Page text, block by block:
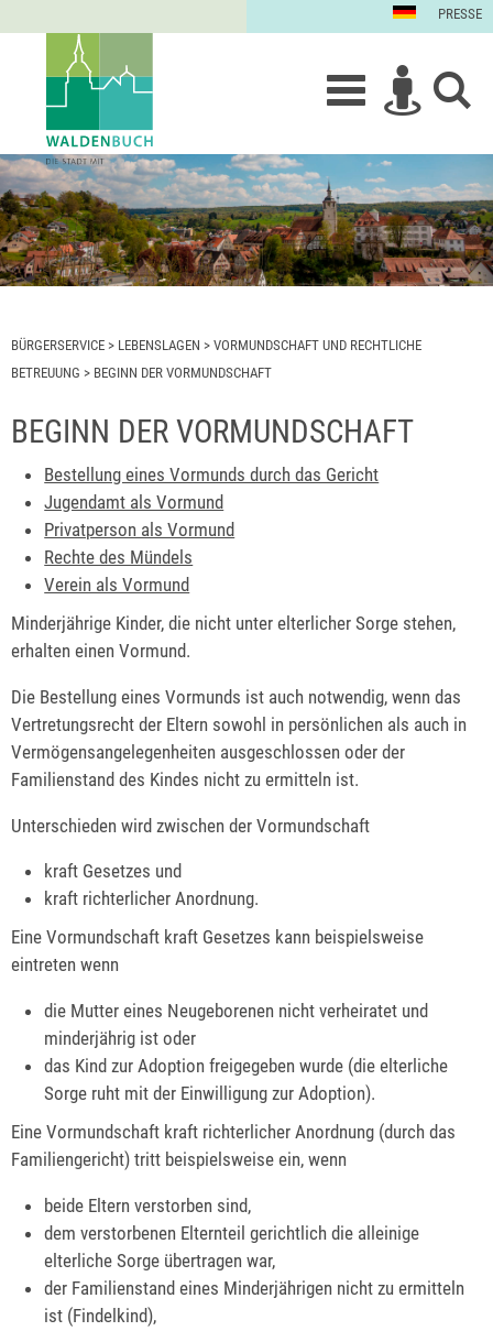
PRESSE
BÜRGERSERVICE > LEBENSLAGEN > VORMUNDSCHAFT UND RECHTLICHE
BETREUUNG > BEGINN DER VORMUNDSCHAFT
BEGINN DER VORMUNDSCHAFT
Bestellung eines Vormunds durch das Gericht
Jugendamt als Vormund
Privatperson als Vormund
Rechte des Mündels
Verein als Vormund
Minderjährige Kinder, die nicht unter elterlicher Sorge stehen,
erhalten einen Vormund.
Die Bestellung eines Vormunds ist auch notwendig, wenn das
Vertretungsrecht der Eltern sowohl in persönlichen als auch in
Vermögensangelegenheiten ausgeschlossen oder der
Familienstand des Kindes nicht zu ermitteln ist.
Unterschieden wird zwischen der Vormundschaft
kraft Gesetzes und
kraft richterlicher Anordnung.
Eine Vormundschaft kraft Gesetzes kann beispielsweise
eintreten wenn
die Mutter eines Neugeborenen nicht verheiratet und
minderjährig ist oder
das Kind zur Adoption freigegeben wurde (die elterliche
Sorge ruht mit der Einwilligung zur Adoption).
Eine Vormundschaft kraft richterlicher Anordnung (durch das
Familiengericht) tritt beispielsweise ein, wenn
beide Eltern verstorben sind,
dem verstorbenen Elternteil gerichtlich die alleinige
elterliche Sorge übertragen war,
der Familienstand eines Minderjährigen nicht zu ermitteln
ist (Findelkind),